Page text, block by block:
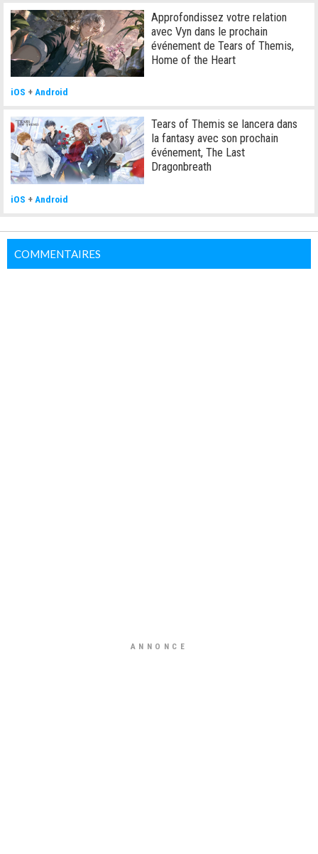
Approfondissez votre relation
avec Vyn dans le prochain
événement de Tears of Themis,
Home of the Heart
iOS +Android
Tears of Themis se lancera dans
la fantasy avec son prochain
événement, The Last
Dragonbreath
iOS + Android
COMMENTAIRES
ANNONCE